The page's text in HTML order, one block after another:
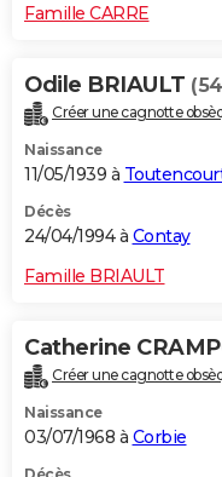
Famille CARRE
Odile BRIAULT
Créer une cagnotte
Naissance
11/05/1939 à
Décès
24/04/1994 à Contay
Famille BRIAULT
Catherine
Créer une cagnotte
Naissance
03/07/1968 à Corbie
Décès